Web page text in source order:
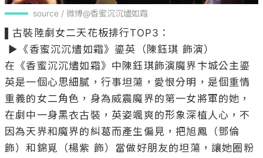
source / 微博@香蜜沉沉燼如霜
▌古裝陸劇女二天花板排行TOP3：
在《香蜜沉沉燼如霜》中陳鈺琪飾演魔界卞城公主鎏
英是一個心思細膩，行事坦蕩，愛恨分明，是個重情
重義的女二角色，身為威震魔界的第一女將軍的她，
在劇中一身黑衣古裝，英姿颯爽的形象深植人心，不
因為天界和魔界的糾葛而產生偏見，把旭鳳（鄧倫
飾）和錦覓（楊紫 飾）當做好朋友的坦蕩，讓她圈粉